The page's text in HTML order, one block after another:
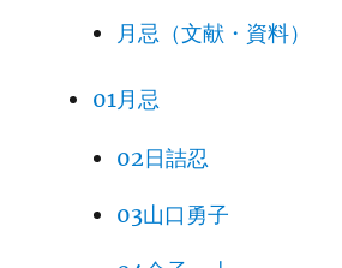
月忌（文献・資料）
01月忌
02日詰忍
03山口勇子